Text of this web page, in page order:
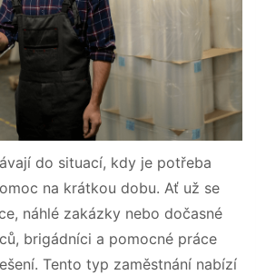
do situací, kdy je potřeba
na krátkou dobu. Ať už se
náhlé zakázky nebo dočasné
brigádníci a pomocné práce
Tento typ zaměstnání nabízí